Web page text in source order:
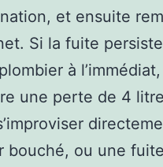
et ensuite
Si la fuite
à
une perte de 4
bouché, ou une